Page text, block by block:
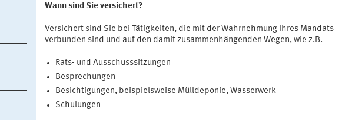
Wann sind Sie versichert?
Versichert sind Sie bei Tätigkeiten, die mit der Wahrnehmung Ihres Mandats
verbunden sind und auf den damit zusammenhängenden Wegen, wie z.B.
Rats- und Ausschusssitzungen
Besprechungen
Besichtigungen, beispielsweise Mülldeponie, Wasserwerk
Schulungen